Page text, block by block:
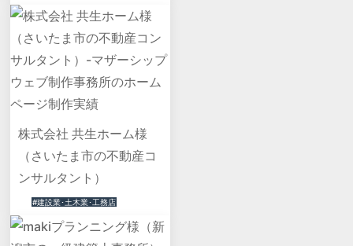
株式会社 共生ホーム様
（さいたま市の不動産コ
ンサルタント）
#建設業･土木業･工務店